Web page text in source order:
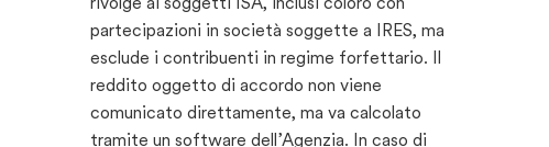
partecipazioni in società soggette a IRES, ma
esclude i contribuenti in regime forfettario. Il
reddito oggetto di accordo non viene
comunicato direttamente, ma va calcolato
tramite un software dell’Agenzia. In caso di